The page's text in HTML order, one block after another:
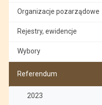
Organizacje pozarządowe
Rejestry, ewidencje
Wybory
Referendum
2023